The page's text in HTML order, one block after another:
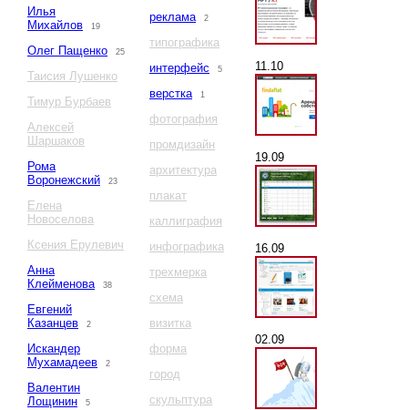
Илья
Михайлов
19
Олег Пащенко 25
Таисия Лушенко
Тимур Бурбаев
Алексей
Шаршаков
Рома
Воронежский
23
Елена
Новоселова
Ксения Ерулевич
Анна
Клейменова
38
Евгений
Казанцев
2
Искандер
Мухамадеев
2
Валентин
Лощинин
5
реклама
2
типографика
интерфейс
5
верстка 1
фотография
промдизайн
архитектура
плакат
каллиграфия
инфографика
трехмерка
схема
визитка
форма
город
скульптура
11.10
19.09
16.09
02.09